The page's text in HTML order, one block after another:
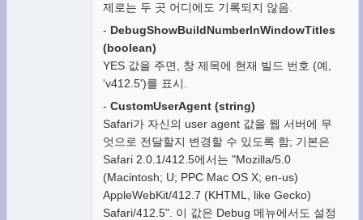
제로는 두 곳 어디에도 기록되지 않음.
- DebugShowBuildNumberInWindowTitles
(boolean)
YES 값을 주면, 창 제목에 현재 빌드 번호 (예,
'v412.5')를 표시.
- CustomUserAgent (string)
Safari가 자신의 user agent 값을 웹 서버에 무
엇으로 전달할지 변경할 수 있도록 함; 기본은
Safari 2.0.1/412.5에서는 "Mozilla/5.0
(Macintosh; U; PPC Mac OS X; en-us)
AppleWebKit/412.7 (KHTML, like Gecko)
Safari/412.5". 이 값은 Debug 메뉴에서도 설정